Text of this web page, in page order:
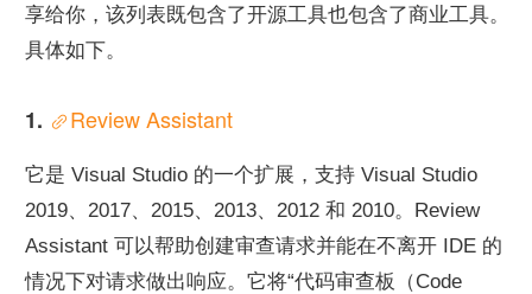
享给你，该列表既包含了开源工具也包含了商业工具。
具体如下。
1. Review Assistant
它是 Visual Studio 的一个扩展，支持 Visual Studio
2019、2017、2015、2013、2012 和 2010。Review
Assistant 可以帮助创建审查请求并能在不离开 IDE 的
情况下对请求做出响应。它将“代码审查板（Code